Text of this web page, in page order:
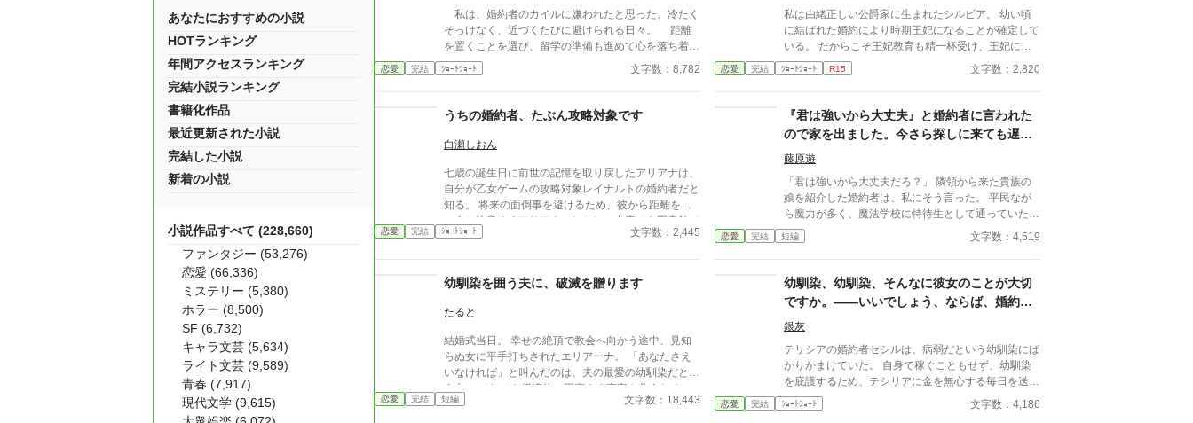
ん）が、 隣国の辺境伯にだけ価値を見抜かれ、 人生
を取り戻す物語。 今更「戻ってきてくれ」と泣きつ
かれても、 私は隣国の最高機密ですので――！
心にはもう何も響かない。愛されなかった令嬢と、愛
を取り戻したい竜王子。番たちの行く末は――。
私は、婚約者のカイルに嫌われたと思った。冷たく
そっけなく、近づくたびに避けられる日々。 距離
を置くことを選び、留学の準備も進めて心を落ち着か
せようとするけれど——。
恋愛 完結 ｼｮｰﾄｼｮｰﾄ 文字数：8,782
私は由緒正しい公爵家に生まれたシルビア。 幼い頃
に結ばれた婚約により時期王妃になることが確定して
いる。 だからこそ王妃教育も精一杯受け、王妃にふ
さわしい振る舞いと能力を身につけた。 特に婚約者
である王太子は少し？いやかなり頭が足りないのだ。
を支える。 そんな確定した未来であったはずなのに
ある日突然破られた。 学園にピンク色の髪を持つ少
女が現れたからだ。 なんとその子は自身をヒロイ
ン？だとか言って婚約者のいるしかも王族である王太
子に馴れ馴れしく接してきた。 何度かそれを諌める
も聞く耳を持たず挙句の果てには私がいじめてくるだ
なんだ言って王太子に泣きついた。 なんと王太子は
彼女の言葉を全て鵜呑みにして私を悪女に仕立て上げ
国外追放をいい渡す。 はぁ〜、一体誰の悪知恵なん
全ての責はあなたにあると言うことを。 後悔しても
知りませんわよ。 そう言い残して私は毅然とした態
からが楽しみだわ。
恋愛 完結 ｼｮｰﾄｼｮｰﾄ R15 文字数：2,820
うちの婚約者、たぶん攻略対象です
白瀬しおん
七歳の誕生日に前世の記憶を取り戻したアリアナは、
自分が乙女ゲームの攻略対象レイナルトの婚約者だと
知る。 将来の面倒事を避けるため、彼から距離を置
こうと決意するアリアナ。しかし、中庭でも図書館で
も購買でも、なぜか行く先々でレイナルトと遭遇して
ようで――。
恋愛 完結 ｼｮｰﾄｼｮｰﾄ 文字数：2,445
『君は強いから大丈夫』と婚約者に言われた
ので家を出ました。今さら探しに来ても遅い
です
藤原遊
「君は強いから大丈夫だろ？」 隣領から来た貴族の
娘を紹介した婚約者は、私にそう言った。 平民なが
ら魔力が多く、魔法学校に特待生として通っていた私
は、在学中に領主の息子に見初められた。 「君の力
なら、この街を守れる。一緒に守ろう」 そう言われ
はほとんど魔物が近づかなくなり、平和な日々が続い
ていた。 ――あの日までは。 隣領から来た貴族の娘
を紹介した婚約者は、私にこう言った。 「君は強い
から大丈夫だろ？」 その言葉を聞いた瞬間、私はよ
うやく気づく。 彼にとって私は、何だったのか。 だ
から私は、静かに街を出ることにした。 ……今さら
探しに来ても遅いです。
恋愛 完結 短編 文字数：4,519
幼馴染を囲う夫に、破滅を贈ります
たると
結婚式当日。 幸せの絶頂で教会へ向かう途中、見知
らぬ女に平手打ちされたエリアーナ。 「あなたさえ
いなければ」と叫んだのは、夫の最愛の幼馴染だとい
う女。 それでも経済的に困窮する実家を救うため、
エリアーナは泣き寝入りするしかなかった。
恋愛 完結 短編 文字数：18,443
幼馴染、幼馴染、そんなに彼女のことが大切
ですか。――いいでしょう、ならば、婚約破
棄をしましょう。～病弱な幼馴染の彼女は、
銀灰
テリシアの婚約者セシルは、病弱だという幼馴染にば
かりかまけていた。 自身で稼ぐこともせず、幼馴染
を庇護するため、テシリアに金を無心する毎日を送る
セシル。 そんな関係に限界を感じ、テリシアはセシ
ルに婚約破棄を突き付けた。 テリシアに見捨てられ
恋愛 完結 ｼｮｰﾄｼｮｰﾄ 文字数：4,186
あなたにおすすめの小説
HOTランキング
年間アクセスランキング
完結小説ランキング
書籍化作品
最近更新された小説
完結した小説
新着の小説
小説作品すべて (228,660)
ファンタジー (53,276)
恋愛 (66,336)
ミステリー (5,380)
ホラー (8,500)
SF (6,732)
キャラ文芸 (5,634)
ライト文芸 (9,589)
青春 (7,917)
現代文学 (9,615)